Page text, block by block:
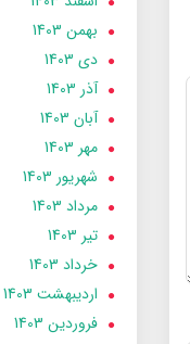
بهمن 1403
دی 1403
آذر 1403
آبان 1403
مهر 1403
شهریور 1403
مرداد 1403
تير 1403
خرداد 1403
ارديبهشت 1403
فروردین 1403